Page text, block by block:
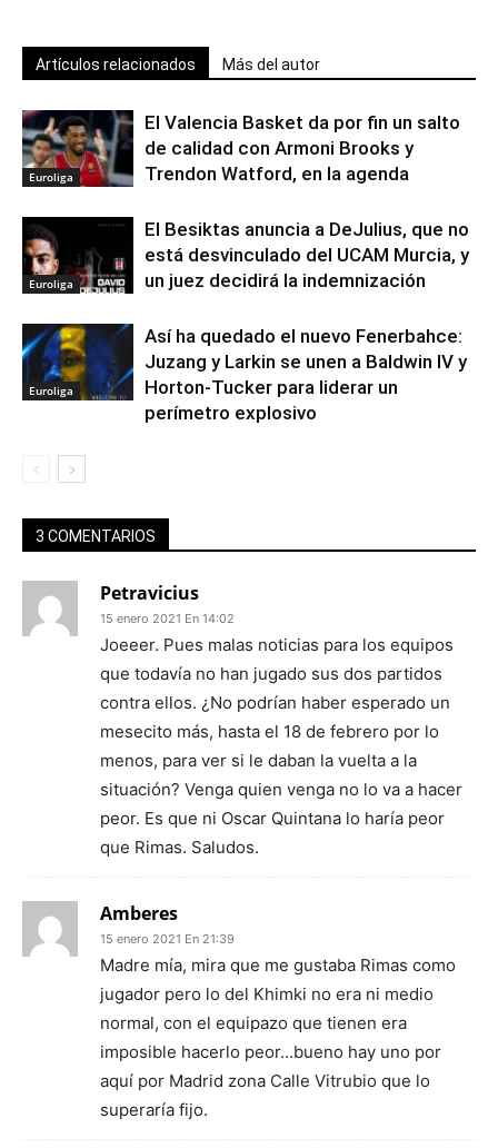
Artículos relacionados Más del autor
Euroliga
El Valencia Basket da por fin un salto
de calidad con Armoni Brooks y
Trendon Watford, en la agenda
Euroliga
El Besiktas anuncia a DeJulius, que no
está desvinculado del UCAM Murcia, y
un juez decidirá la indemnización
Euroliga
Así ha quedado el nuevo Fenerbahce:
Juzang y Larkin se unen a Baldwin IV y
Horton-Tucker para liderar un
perímetro explosivo
3 COMENTARIOS
Petravicius
15 enero 2021 En 14:02
Joeeer. Pues malas noticias para los equipos
que todavía no han jugado sus dos partidos
contra ellos. ¿No podrían haber esperado un
mesecito más, hasta el 18 de febrero por lo
menos, para ver si le daban la vuelta a la
situación? Venga quien venga no lo va a hacer
peor. Es que ni Oscar Quintana lo haría peor
que Rimas. Saludos.
Amberes
15 enero 2021 En 21:39
Madre mía, mira que me gustaba Rimas como
jugador pero lo del Khimki no era ni medio
normal, con el equipazo que tienen era
imposible hacerlo peor…bueno hay uno por
aquí por Madrid zona Calle Vitrubio que lo
superaría fijo.